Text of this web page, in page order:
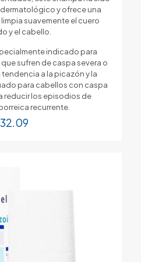
y ofrece una
suavemente el cuero
y el cabello.
indicado para
sufren de caspa severa o
a la picazón y la
para cabellos con caspa
reducir los episodios de
recurrente.
32.09